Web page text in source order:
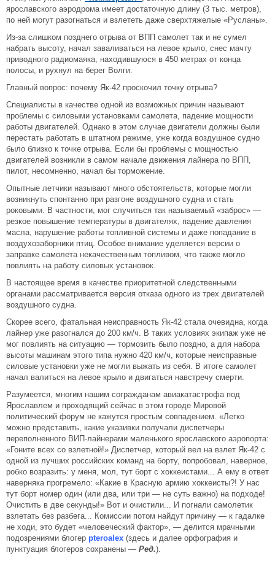
ярославского аэродрома имеет достаточную длину (3 тыс. метров),
по ней могут разогнаться и взлететь даже сверхтяжелые «Русланы».
Из-за слишком позднего отрыва от ВПП самолет так и не сумел
набрать высоту, начал заваливаться на левое крыло, снес мачту
приводного радиомаяка, находившуюся в 450 метрах от конца
полосы, и рухнул на берег Волги.
Главный вопрос: почему Як-42 проскочил точку отрыва?
Специалисты в качестве одной из возможных причин называют
проблемы с силовыми установками самолета, падение мощности
работы двигателей. Однако в этом случае двигатели должны были
перестать работать в штатном режиме, уже когда воздушное судно
было близко к точке отрыва. Если бы проблемы с мощностью
двигателей возникли в самом начале движения лайнера по ВПП,
пилот, несомненно, начал бы торможение.
Опытные летчики называют много обстоятельств, которые могли
возникнуть спонтанно при разгоне воздушного судна и стать
роковыми. В частности, мог случиться так называемый «заброс» —
резкое повышение температуры в двигателях, падение давления
масла, нарушение работы топливной системы и даже попадание в
воздухозаборники птиц. Особое внимание уделяется версии о
заправке самолета некачественным топливом, что также могло
повлиять на работу силовых установок.
В настоящее время в качестве приоритетной следственными
органами рассматривается версия отказа одного из трех двигателей
воздушного судна.
Скорее всего, фатальная неисправность Як-42 стала очевидна, когда
лайнер уже разогнался до 200 км/ч. В таких условиях экипаж уже не
мог повлиять на ситуацию — тормозить было поздно, а для набора
высоты машинам этого типа нужно 420 км/ч, которые неисправные
силовые установки уже не могли выжать из себя. В итоге самолет
начал валиться на левое крыло и двигаться навстречу смерти.
Разумеется, многим нашим согражданам авиакатастрофа под
Ярославлем и проходящий сейчас в этом городе Мировой
политический форум не кажутся простым совпадением. «Легко
можно представить, какие указивки получали диспетчеры
переполненного ВИП-лайнерами маленького ярославского аэропорта:
«Гоните всех со взлетной!» Диспетчер, который вел на взлет Як-42 с
одной из лучших российских команд на борту, попробовал, наверное,
робко возразить: у меня, мол, тут борт с хоккеистами... А ему в ответ
наверняка прогремело: «Какие в Красную армию хоккеисты?! У нас
тут борт номер один (или два, или три — не суть важно) на подходе!
Очистить в две секунды!» Вот и очистили... И погнали самолетик
взлетать без разбега... Комиссии потом найдут причину — к гадалке
не ходи, это будет «человеческий фактор», — делится мрачными
подозрениями блогер pteroalex (здесь и далее орфография и
пунктуация блогеров сохранены — Ред.).